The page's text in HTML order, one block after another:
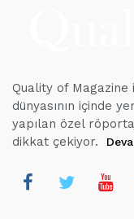
Quality of
dünyasının içinde
yapılan özel
dikkat çekiyor.